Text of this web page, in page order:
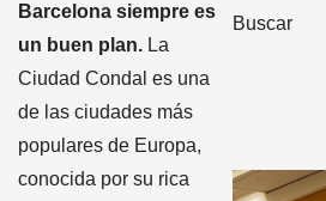
Barcelona siempre es
un buen plan. La
Ciudad Condal es una
de las ciudades más
populares de Europa,
conocida por su rica
Buscar